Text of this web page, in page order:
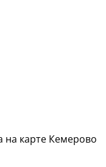
на карте Кемерово